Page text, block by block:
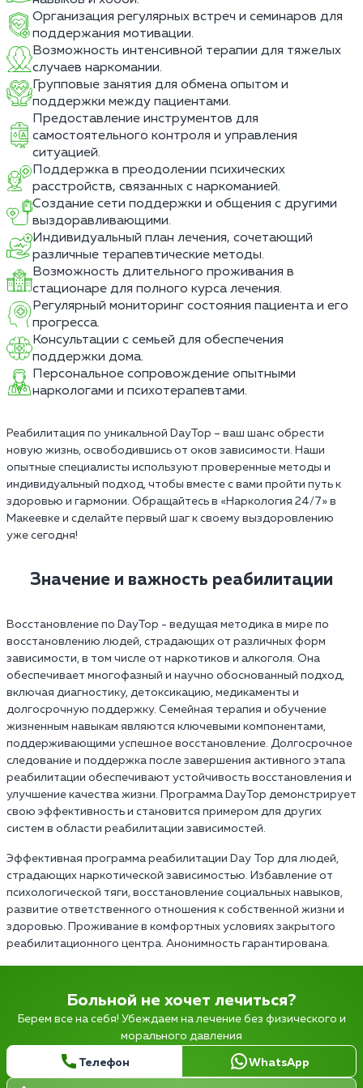
Организация регулярных встреч и семинаров для
поддержания мотивации.
Возможность интенсивной терапии для тяжелых
случаев наркомании.
Групповые занятия для обмена опытом и
поддержки между пациентами.
Предоставление инструментов для
самостоятельного контроля и управления
ситуацией.
Поддержка в преодолении психических
расстройств, связанных с наркоманией.
Создание сети поддержки и общения с другими
выздоравливающими.
Индивидуальный план лечения, сочетающий
различные терапевтические методы.
Возможность длительного проживания в
стационаре для полного курса лечения.
Регулярный мониторинг состояния пациента и его
прогресса.
Консультации с семьей для обеспечения
поддержки дома.
Персональное сопровождение опытными
наркологами и психотерапевтами.
Реабилитация по уникальной DayTop – ваш шанс обрести
новую жизнь, освободившись от оков зависимости. Наши
опытные специалисты используют проверенные методы и
индивидуальный подход, чтобы вместе с вами пройти путь к
здоровью и гармонии. Обращайтесь в «Наркология 24/7» в
Макеевке и сделайте первый шаг к своему выздоровлению
уже сегодня!
Значение и важность реабилитации
Восстановление по DayTop - ведущая методика в мире по
восстановлению людей, страдающих от различных форм
зависимости, в том числе от наркотиков и алкоголя. Она
обеспечивает многофазный и научно обоснованный подход,
включая диагностику, детоксикацию, медикаменты и
долгосрочную поддержку. Семейная терапия и обучение
жизненным навыкам являются ключевыми компонентами,
поддерживающими успешное восстановление. Долгосрочное
следование и поддержка после завершения активного этапа
реабилитации обеспечивают устойчивость восстановления и
улучшение качества жизни. Программа DayTop демонстрирует
свою эффективность и становится примером для других
систем в области реабилитации зависимостей.
Эффективная программа реабилитации Day Top для людей,
страдающих наркотической зависимостью. Избавление от
психологической тяги, восстановление социальных навыков,
развитие ответственного отношения к собственной жизни и
здоровью. Проживание в комфортных условиях закрытого
реабилитационного центра. Анонимность гарантирована.
Больной не хочет лечиться?
Берем все на себя! Убеждаем на лечение без физического и
морального давления
Телефон WhatsApp